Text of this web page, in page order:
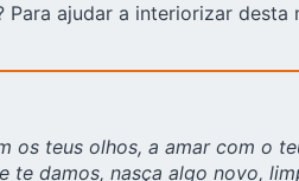
ajudar a interiorizar desta
os teus olhos, a amar com o
damos, nasça algo novo,